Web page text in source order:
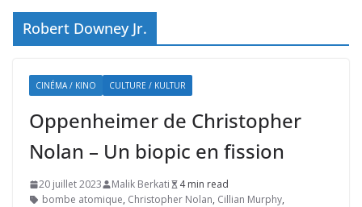
Robert Downey Jr.
CINÉMA / KINO CULTURE / KULTUR
Oppenheimer de Christopher
Nolan – Un biopic en fission
20 juillet 2023 Malik Berkati
4 min read
bombe atomique, Christopher Nolan, Cillian Murphy,